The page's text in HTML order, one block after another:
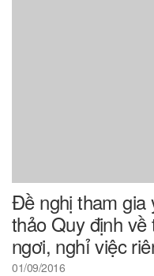
Đề nghị tham gia
thảo Quy định
ngơi, nghỉ việc
01/09/2016